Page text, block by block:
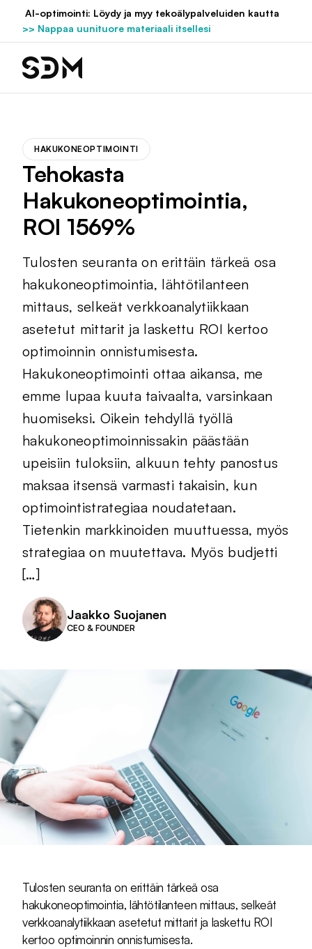
Hyppää
sisältöön
AI-optimointi: Löydy ja myy tekoälypalveluiden kautta
>> Nappaa uunituore materiaali itsellesi
HAKUKONEOPTIMOINTI
Tehokasta
Hakukoneoptimointia,
ROI 1569%
Tulosten seuranta on erittäin tärkeä osa
hakukoneoptimointia, lähtötilanteen
mittaus, selkeät verkkoanalytiikkaan
asetetut mittarit ja laskettu ROI kertoo
optimoinnin onnistumisesta.
Hakukoneoptimointi ottaa aikansa, me
emme lupaa kuuta taivaalta, varsinkaan
huomiseksi. Oikein tehdyllä työllä
hakukoneoptimoinnissakin päästään
upeisiin tuloksiin, alkuun tehty panostus
maksaa itsensä varmasti takaisin, kun
optimointistrategiaa noudatetaan.
Tietenkin markkinoiden muuttuessa, myös
strategiaa on muutettava. Myös budjetti
[…]
Jaakko Suojanen
CEO & FOUNDER
Tulosten seuranta on erittäin tärkeä osa
hakukoneoptimointia, lähtötilanteen mittaus, selkeät
verkkoanalytiikkaan asetetut mittarit ja laskettu ROI
kertoo optimoinnin onnistumisesta.